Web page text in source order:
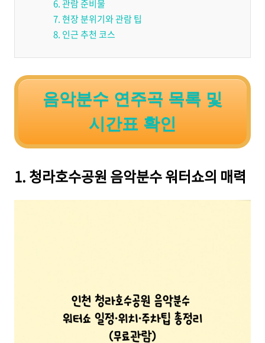
6. 관람 준비물
7. 현장 분위기와 관람 팁
8. 인근 추천 코스
음악분수 연주곡 목록 및
시간표 확인
1. 청라호수공원 음악분수 워터쇼의 매력